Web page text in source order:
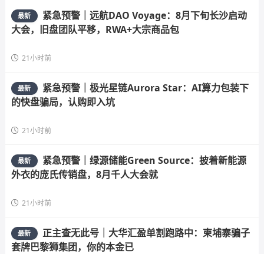
最新
紧急预警｜远航DAO Voyage：8月下旬长沙启动
大会，旧盘团队平移，RWA+大宗商品包
21小时前
最新
紧急预警｜极光星链Aurora Star：AI算力包装下
的快盘骗局，认购即入坑
21小时前
最新
紧急预警｜绿源储能Green Source：披着新能源
外衣的庞氏传销盘，8月千人大会就
21小时前
最新
正主查无此号｜大华汇盈单割跑路中：柬埔寨骗子
套牌巴黎狮集团，你的本金已